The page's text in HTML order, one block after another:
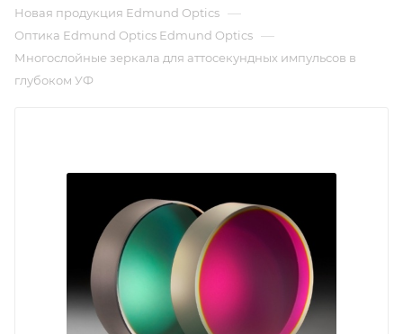
Новая продукция Edmund Optics —
Оптика Edmund Optics Edmund Optics —
Многослойные зеркала для аттосекундных импульсов в
глубоком УФ